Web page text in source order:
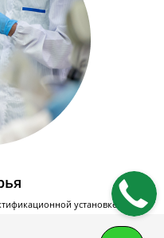
установке.